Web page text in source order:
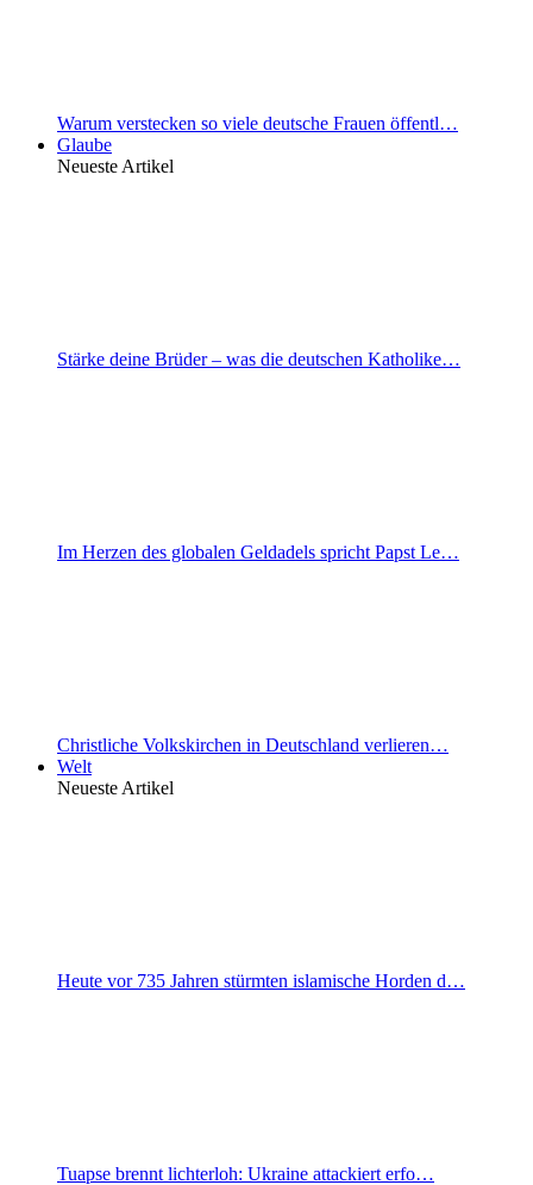
Warum verstecken so viele deutsche Frauen öffentl…
Glaube
Neueste Artikel
Stärke deine Brüder – was die deutschen Katholike…
Im Herzen des globalen Geldadels spricht Papst Le…
Christliche Volkskirchen in Deutschland verlieren…
Welt
Neueste Artikel
Heute vor 735 Jahren stürmten islamische Horden d…
Tuapse brennt lichterloh: Ukraine attackiert erfo…